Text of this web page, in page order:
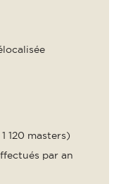
120 masters)
par an